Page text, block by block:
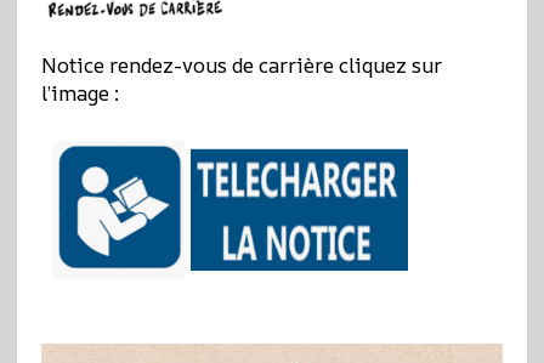
Notice rendez-vous de carrière cliquez sur
l’image :